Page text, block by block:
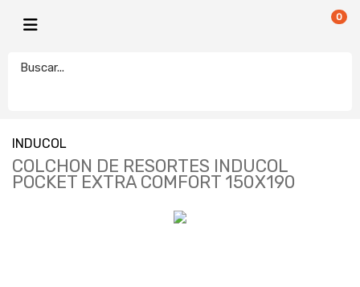
0
INDUCOL
COLCHON DE RESORTES INDUCOL
POCKET EXTRA COMFORT 150X190